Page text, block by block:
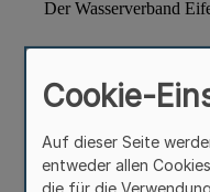
Cookie-
Auf dieser Seite
entweder allen
die für die